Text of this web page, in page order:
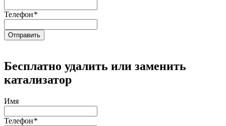
Телефон*
Бесплатно удалить или заменить
катализатор
Имя
Телефон*